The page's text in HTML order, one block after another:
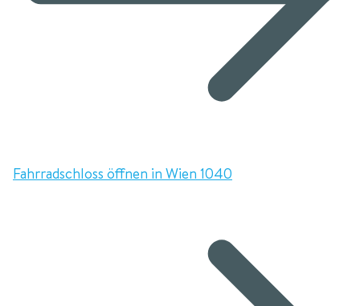
Fahrradschloss öffnen in Wien 1040